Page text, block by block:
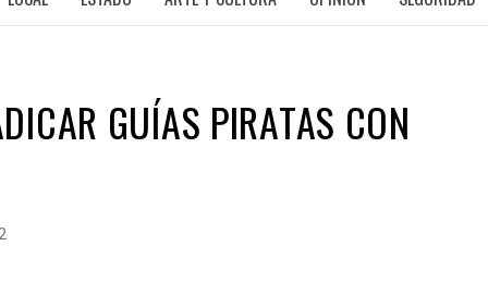
GUÍAS PIRATAS CON